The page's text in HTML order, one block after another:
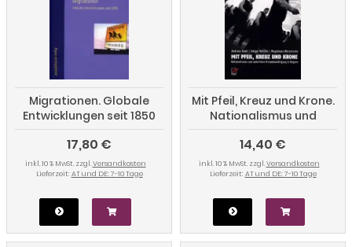
Migrationen. Globale
Entwicklungen seit 1850
17,80 €
inkl. 10 % MwSt. zzgl.Versandkosten
Lieferzeit: AT und DE: 7-10 Tage
Mit Pfeil, Kreuz und Krone.
Nationalismus und
autoritäre
Krisenbewältigung in
Ungarn
14,40 €
inkl. 10 % MwSt. zzgl.Versandkosten
Lieferzeit: AT und DE: 7-10 Tage